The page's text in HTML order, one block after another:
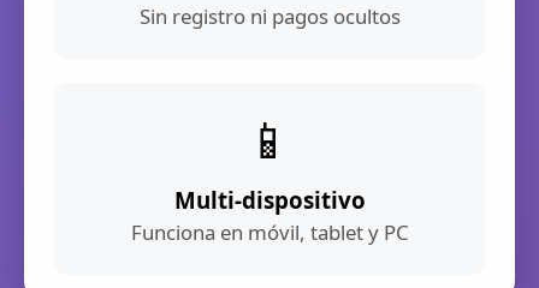
Sin registro ni pagos ocultos
📱
Multi-dispositivo
Funciona en móvil, tablet y PC